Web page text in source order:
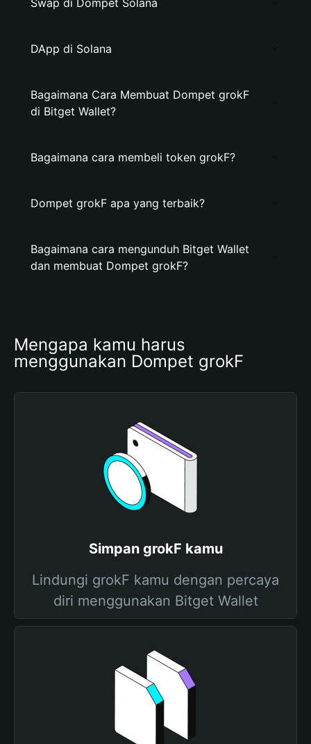
Swap di Dompet Solana
DApp di Solana
Bagaimana Cara Membuat Dompet grokF
di Bitget Wallet?
Bagaimana cara membeli token grokF?
Dompet grokF apa yang terbaik?
Bagaimana cara mengunduh Bitget Wallet
dan membuat Dompet grokF?
Mengapa kamu harus
menggunakan Dompet grokF
Simpan grokF kamu
Lindungi grokF kamu dengan percaya
diri menggunakan Bitget Wallet